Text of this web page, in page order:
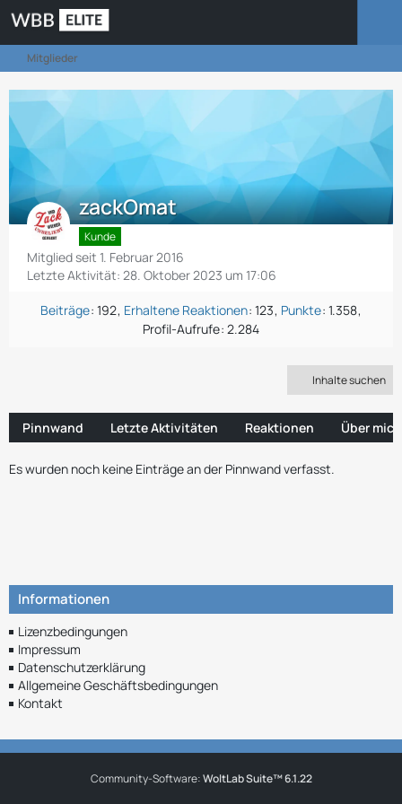
Mitglieder
zackOmat
Kunde
Mitglied seit 1. Februar 2016
Letzte Aktivität: 28. Oktober 2023 um 17:06
Beiträge 192 Erhaltene Reaktionen 123 Punkte 1.358
Profil-Aufrufe 2.284
Inhalte suchen
Pinnwand Letzte Aktivitäten Reaktionen Über mich
Es wurden noch keine Einträge an der Pinnwand verfasst.
Informationen
Lizenzbedingungen
Impressum
Datenschutzerklärung
Allgemeine Geschäftsbedingungen
Kontakt
Community-Software:WoltLab Suite™ 6.1.22